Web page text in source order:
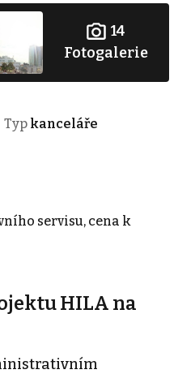
14
Fotogalerie
Typ kanceláře
servisu, cena k
HILA na